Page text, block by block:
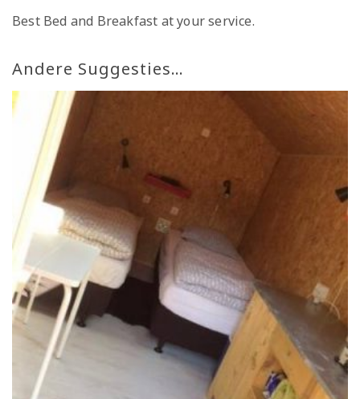
Best Bed and Breakfast at your service.
Andere Suggesties…